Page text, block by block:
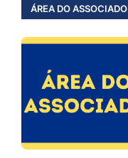
ÁREA DO ASSOCIADO